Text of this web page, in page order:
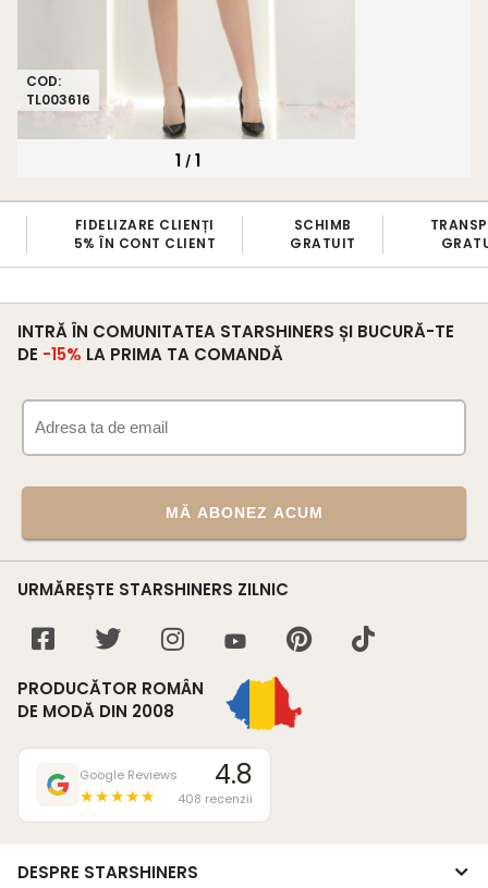
COD:
TL003616
1 /1
FIDELIZARE CLIENȚI
5% ÎN CONT CLIENT
SCHIMB
GRATUIT
INTRĂ ÎN COMUNITATEA STARSHINERS ȘI BUCURĂ-TE
DE -15% LA PRIMA TA COMANDĂ
MĂ ABONEZ ACUM
URMĂREȘTE STARSHINERS ZILNIC
PRODUCĂTOR ROMÂN
DE MODĂ DIN 2008
Google Reviews
★★★★★
4.8
408 recenzii
DESPRE STARSHINERS